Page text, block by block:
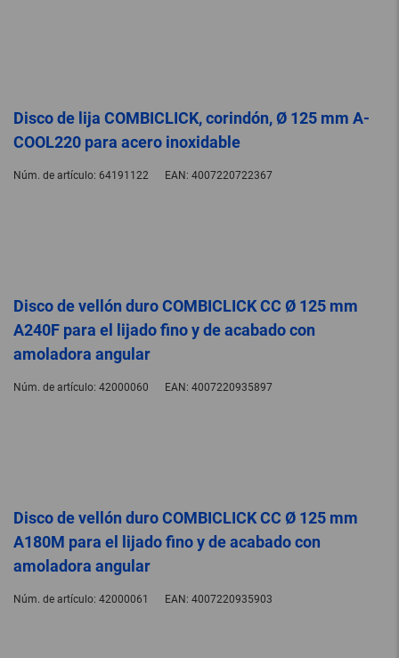
Disco de lija COMBICLICK, corindón, Ø 125 mm A-
COOL220 para acero inoxidable
Núm. de artículo: 64191122 EAN: 4007220722367
Disco de vellón duro COMBICLICK CC Ø 125 mm
A240F para el lijado fino y de acabado con
amoladora angular
Núm. de artículo: 42000060 EAN: 4007220935897
Disco de vellón duro COMBICLICK CC Ø 125 mm
A180M para el lijado fino y de acabado con
amoladora angular
Núm. de artículo: 42000061 EAN: 4007220935903